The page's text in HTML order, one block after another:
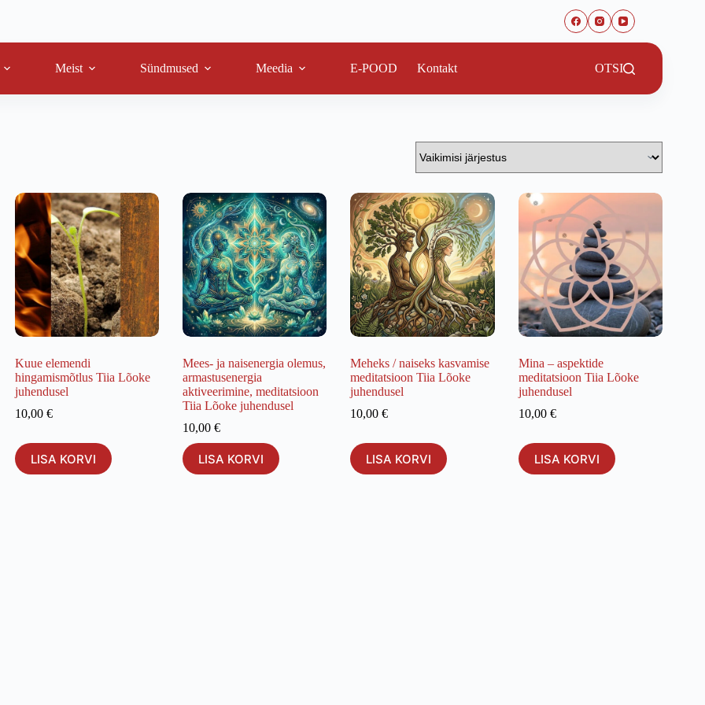
Meist Sündmused Meedia E-POOD Kontakt OTSI
Kuue elemendi
hingamismõtlus Tiia Lõoke
juhendusel
10,00 €
LISA KORVI
Mees- ja naisenergia olemus,
armastusenergia
aktiveerimine, meditatsioon
Tiia Lõoke juhendusel
10,00€
LISA KORVI
Meheks / naiseks kasvamise
meditatsioon Tiia Lõoke
juhendusel
10,00€
LISA KORVI
Mina – aspektide
meditatsioon Tiia Lõoke
juhendusel
10,00 €
LISA KORVI